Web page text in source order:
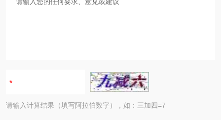
请输入计算结果（填写阿拉伯数字），如：三加四=7